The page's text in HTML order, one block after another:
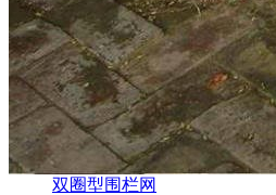
双圈型围栏网